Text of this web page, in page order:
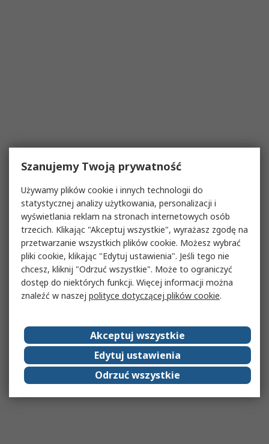
Szanujemy Twoją prywatność
Używamy plików cookie i innych technologii do
statystycznej analizy użytkowania, personalizacji i
wyświetlania reklam na stronach internetowych osób
trzecich. Klikając "Akceptuj wszystkie", wyrażasz zgodę na
przetwarzanie wszystkich plików cookie. Możesz wybrać
pliki cookie, klikając "Edytuj ustawienia". Jeśli tego nie
chcesz, kliknij "Odrzuć wszystkie". Może to ograniczyć
dostęp do niektórych funkcji. Więcej informacji można
znaleźć w naszej polityce dotyczącej plików cookie.
Akceptuj wszystkie
Edytuj ustawienia
Odrzuć wszystkie